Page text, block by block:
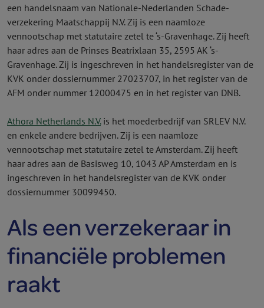
een handelsnaam van Nationale-Nederlanden Schade­
verzekering Maatschappij N.V. Zij is een naamloze
vennootschap met statutaire zetel te ‘s-Gravenhage. Zij heeft
haar adres aan de Prinses Beatrixlaan 35, 2595 AK ‘s-
Gravenhage. Zij is ingeschreven in het handelsregister van de
KVK onder dossier­nummer 27023707, in het register van de
AFM onder nummer 12000475 en in het register van DNB.
Athora Netherlands N.V.is het moederbedrijf van SRLEV N.V.
en enkele andere bedrijven. Zij is een naamloze
vennootschap met statutaire zetel te Amsterdam. Zij heeft
haar adres aan de Basisweg 10, 1043 AP Amsterdam en is
ingeschreven in het handelsregister van de KVK onder
dossier­nummer 30099450.
Als een verzekeraar in
financiële problemen
raakt